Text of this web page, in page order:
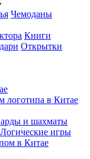
Чемоданы
Книги
Открытки
логотипа в Китае
и шахматы
игры
в Китае